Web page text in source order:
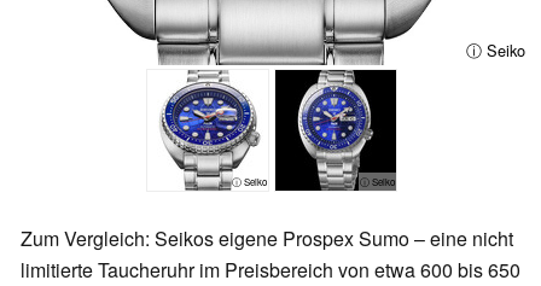
ⓘ Seiko
ⓘ Seiko ⓘ Seiko
Zum Vergleich: Seikos eigene Prospex Sumo – eine nicht
limitierte Taucheruhr im Preisbereich von etwa 600 bis 650